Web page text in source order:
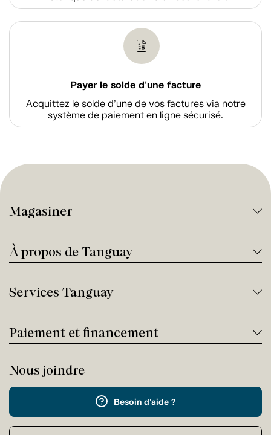
Payer le solde d'une facture
Acquittez le solde d’une de vos factures via notre
système de paiement en ligne sécurisé.
Magasiner
À propos de Tanguay
Services Tanguay
Paiement et financement
Nous joindre
Besoin d'aide ?